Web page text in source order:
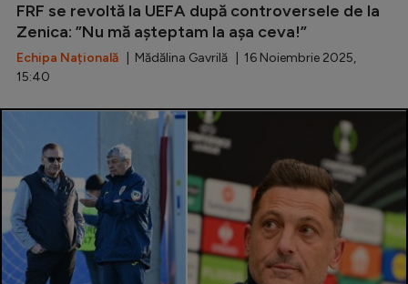
FRF se revoltă la UEFA după controversele de la
Zenica: ”Nu mă așteptam la așa ceva!”
Echipa Națională | Mădălina Gavrilă | 16 Noiembrie 2025,
15:40